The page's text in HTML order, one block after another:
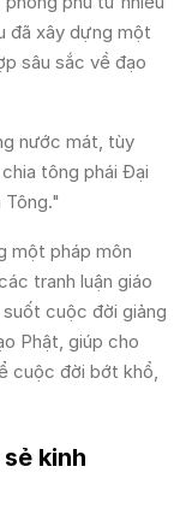
đã xây dựng một
sâu sắc về đạo
nước mát, tùy
tông phái Đại
một pháp môn
tranh luận giáo
cuộc đời giảng
Phật, giúp cho
cuộc đời bớt khổ,
kinh